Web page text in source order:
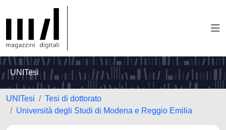
UNITesi
UNITesi
Tesi di dottorato
Università degli Studi di Modena e Reggio Emilia